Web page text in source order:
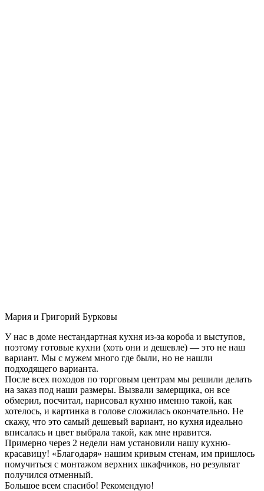
Мария и Григорий Бурковы
У нас в доме нестандартная кухня из-за короба и выступов,
поэтому готовые кухни (хоть они и дешевле) — это не наш
вариант. Мы с мужем много где были, но не нашли
подходящего варианта.
После всех походов по торговым центрам мы решили делать
на заказ под наши размеры. Вызвали замерщика, он все
обмерил, посчитал, нарисовал кухню именно такой, как
хотелось, и картинка в голове сложилась окончательно. Не
скажу, что это самый дешевый вариант, но кухня идеально
вписалась и цвет выбрала такой, как мне нравится.
Примерно через 2 недели нам установили нашу кухню-
красавицу! «Благодаря» нашим кривым стенам, им пришлось
помучиться с монтажом верхних шкафчиков, но результат
получился отменный.
Большое всем спасибо! Рекомендую!